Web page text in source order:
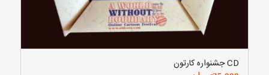
CD جشنواره کارتون